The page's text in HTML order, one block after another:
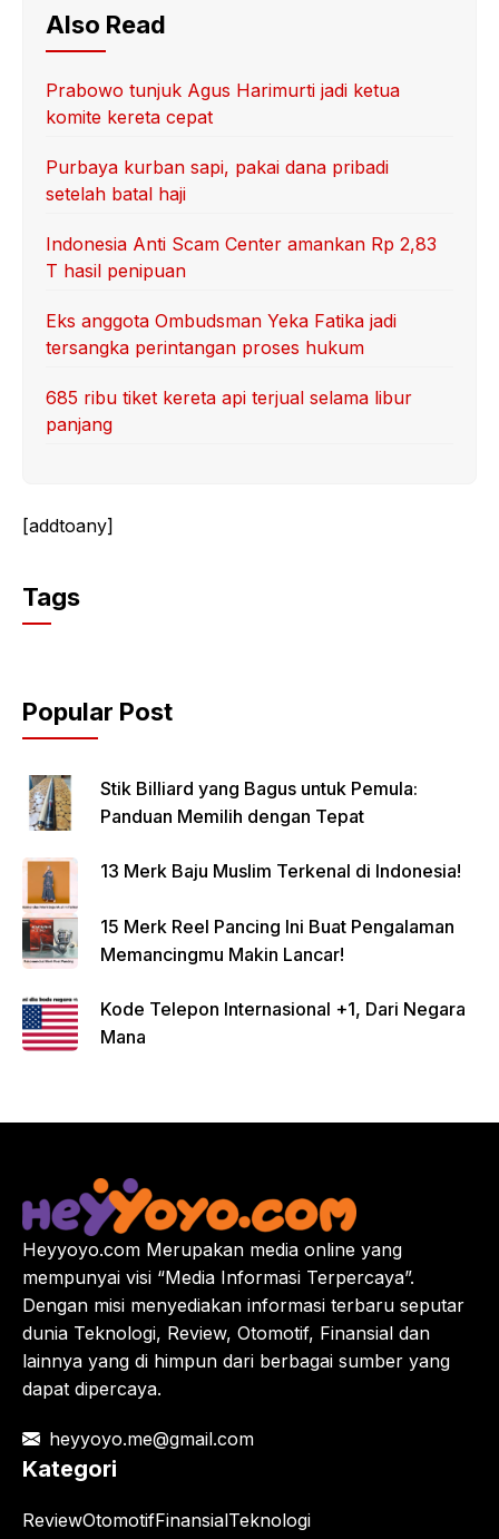
Also Read
Prabowo tunjuk Agus Harimurti jadi ketua
komite kereta cepat
Purbaya kurban sapi, pakai dana pribadi
setelah batal haji
Indonesia Anti Scam Center amankan Rp 2,83
T hasil penipuan
Eks anggota Ombudsman Yeka Fatika jadi
tersangka perintangan proses hukum
685 ribu tiket kereta api terjual selama libur
panjang
[addtoany]
Tags
Popular Post
Stik Billiard yang Bagus untuk Pemula:
Panduan Memilih dengan Tepat
13 Merk Baju Muslim Terkenal di Indonesia!
15 Merk Reel Pancing Ini Buat Pengalaman
Memancingmu Makin Lancar!
Kode Telepon Internasional +1, Dari Negara
Mana
Heyyoyo.com Merupakan media online yang
mempunyai visi “Media Informasi Terpercaya”.
Dengan misi menyediakan informasi terbaru seputar
dunia Teknologi, Review, Otomotif, Finansial dan
lainnya yang di himpun dari berbagai sumber yang
dapat dipercaya.
heyyoyo.me@gmail.com
Kategori
ReviewOtomotifFinansialTeknologi